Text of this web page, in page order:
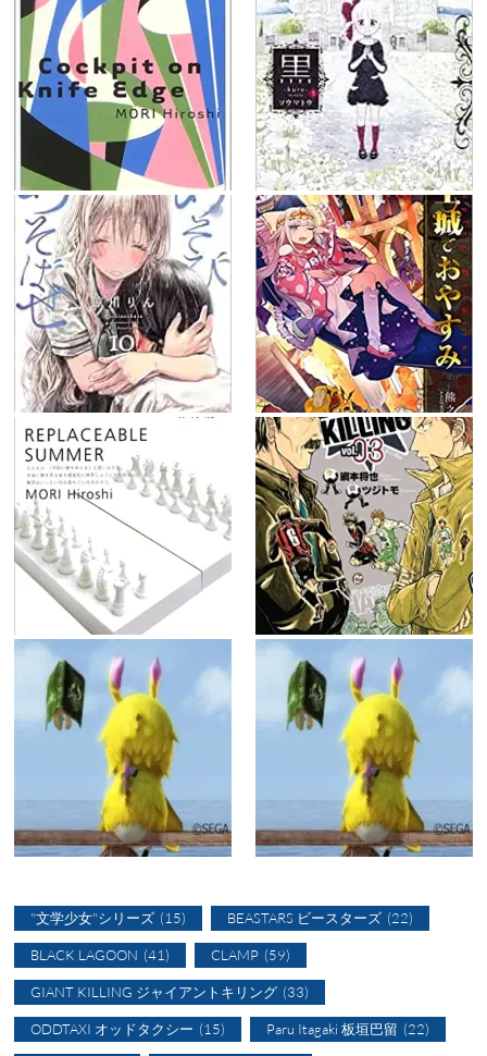
"文学少女"シリーズ (15) BEASTARS ビースターズ (22)
BLACK LAGOON (41) CLAMP (59)
GIANT KILLING ジャイアントキリング (33)
ODDTAXI オッドタクシー (15) Paru Itagaki 板垣巴留 (22)